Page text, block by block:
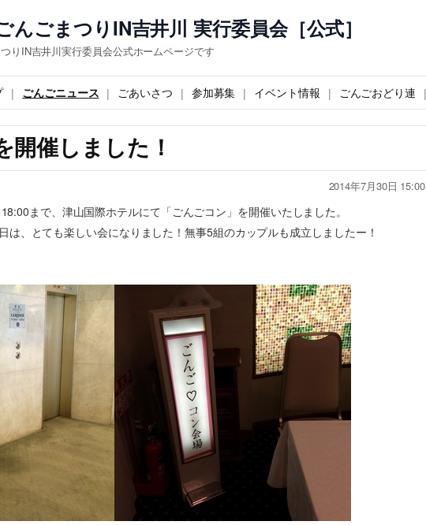
んごまつりIN吉井川 実行委員会［公式］
りIN吉井川実行委員会公式ホームページです
ごんごニュース ごあいさつ 参加募集 イベント情報 ごんごおどり連
開催しました！
2014年7月30日 15:00
まで、津山国際ホテルにて「ごんごコン」を開催いたしました。
は、とても楽しい会になりました！無事5組のカップルも成立しましたー！